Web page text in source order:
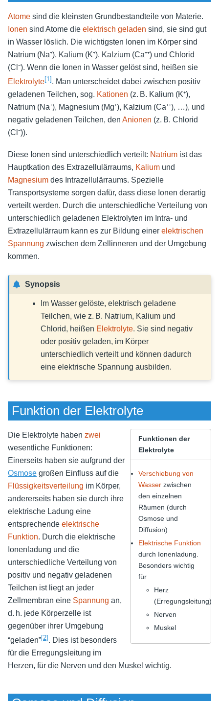
Atome sind die kleinsten Grundbestandteile von Materie.
Ionen sind Atome die elektrisch geladen sind, sie sind gut
in Wasser löslich. Die wichtigsten Ionen im Körper sind
Natrium (Na⁺), Kalium (K⁺), Kalzium (Ca⁺⁺) und Chlorid
(Cl⁻). Wenn die Ionen in Wasser gelöst sind, heißen sie
Elektrolyte[1] . Man unterscheidet dabei zwischen positiv
geladenen Teilchen, sog. Kationen (z. B. Kalium (K⁺),
Natrium (Na⁺), Magnesium (Mg⁺), Kalzium (Ca⁺⁺), …), und
negativ geladenen Teilchen, den Anionen (z. B. Chlorid
(Cl⁻)).
Diese Ionen sind unterschiedlich verteilt: Natrium ist das
Hauptkation des Extrazellulärraums, Kalium und
Magnesium des Intrazellulärraums. Spezielle
Transportsysteme sorgen dafür, dass diese Ionen derartig
verteilt werden. Durch die unterschiedliche Verteilung von
unterschiedlich geladenen Elektrolyten im Intra- und
Extrazellulärraum kann es zur Bildung einer elektrischen
Spannung zwischen dem Zellinneren und der Umgebung
kommen.
Synopsis
Im Wasser gelöste, elektrisch geladene
Teilchen, wie z. B. Natrium, Kalium und
Chlorid, heißen Elektrolyte. Sie sind negativ
oder positiv geladen, im Körper
unterschiedlich verteilt und können dadurch
eine elektrische Spannung ausbilden.
Funktion der Elektrolyte
Funktionen der
Elektrolyte
Verschiebung von
Wasserzwischen
den einzelnen
Räumen (durch
Osmose und
Diffusion)
Elektrische Funktion
durch Ionenladung.
Besonders wichtig
für
Herz
(Erregungsleitung)
Nerven
Muskel
Die Elektrolyte haben zwei
wesentliche Funktionen:
Einerseits haben sie aufgrund der
Osmose großen Einfluss auf die
Flüssigkeitsverteilung im Körper,
andererseits haben sie durch ihre
elektrische Ladung eine
entsprechende elektrische
Funktion. Durch die elektrische
Ionenladung und die
unterschiedliche Verteilung von
positiv und negativ geladenen
Teilchen ist liegt an jeder
Zellmembran eine Spannung an,
d. h. jede Körperzelle ist
gegenüber ihrer Umgebung
“geladen”[2]. Dies ist besonders
für die Erregungsleitung im
Herzen, für die Nerven und den Muskel wichtig.